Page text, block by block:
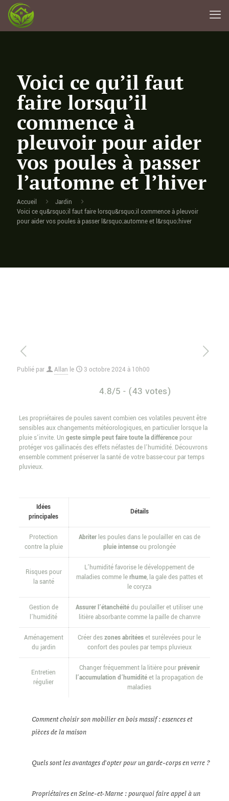
Voici ce qu’il faut
faire lorsqu’il
commence à
pleuvoir pour aider
vos poules à passer
l’automne et l’hiver
Accueil
Jardin
Voici ce qu&rsquo;il faut faire lorsqu&rsquo;il commence à pleuvoir
pour aider vos poules à passer l&rsquo;automne et l&rsquo;hiver
Publié par Allan le 3 octobre 2024 à 10h00
4.8/5 - (43 votes)
Les propriétaires de poules savent combien ces volatiles peuvent être
sensibles aux changements météorologiques, en particulier lorsque la
pluie s’invite. Un geste simple peut faire toute la différencepour
protéger vos gallinacés des effets néfastes de l’humidité. Découvrons
ensemble comment préserver la santé de votre basse-cour par temps
pluvieux.
Idées
principales
Détails
Protection
contre la pluie
Abriterles poules dans le poulailler en cas de
pluie intenseou prolongée
Risques pour
la santé
L’humidité favorise le développement de
maladies comme lerhume, la gale des pattes et
le coryza
Gestion de
l’humidité
Assurer l’étanchéitédu poulailler et utiliser une
litière absorbante comme la paille de chanvre
Aménagement
du jardin
Créer deszones abritéeset surélevées pour le
confort des poules par temps pluvieux
Entretien
régulier
Changer fréquemment la litière pourprévenir
l’accumulation d’humiditéet la propagation de
maladies
Comment choisir son mobilier en bois massif : essences et
pièces de la maison
Quels sont les avantages d'opter pour un garde-corps en verre ?
Propriétaires en Seine-et-Marne : pourquoi faire appel à un